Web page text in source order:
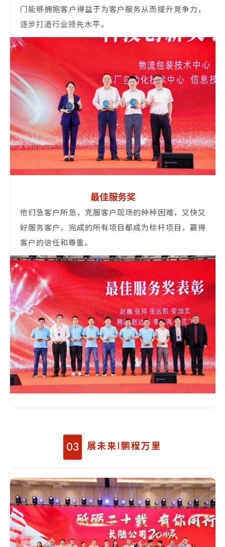
门能够拥抱客户得益于为客户服务从而提升竞争力，
逐步打造行业领先水平。
最佳服务奖
他们急客户所急，克服客户现场的种种困难，又快又
好服务客户，完成的所有项目都成为标杆项目，赢得
客户的信任和尊重。
03 展未来|鹏程万里